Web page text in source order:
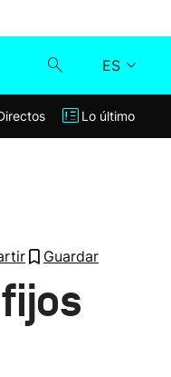
ES
Klisk
Lo último
Lo último
Guardar